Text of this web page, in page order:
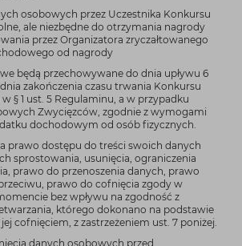
osobowych przez Uczestnika Konkursu
ale niezbędne do otrzymania nagrody
przez Organizatora zryczałtowanego
od nagrody
będą przechowywane do dnia upływu 6
zakończenia czasu trwania Konkursu
§ 1 ust. 5 Regulaminu, a w przypadku
Zwycięzców, zgodnie z wymogami
dochodowym od osób fizycznych.
prawo dostępu do treści swoich danych
sprostowania, usunięcia, ograniczenia
prawo do przenoszenia danych, prawo
prawo do cofnięcia zgody w
bez wpływu na zgodność z
którego dokonano na podstawie
cofnięciem, z zastrzeżeniem ust. 7 poniżej.
danych osobowych przed